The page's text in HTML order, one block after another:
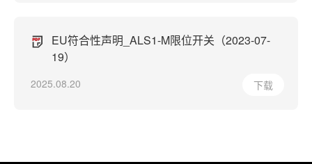
EU符合性声明_ALS1-M限位开关（2023-07-
19）
2025.08.20 下载